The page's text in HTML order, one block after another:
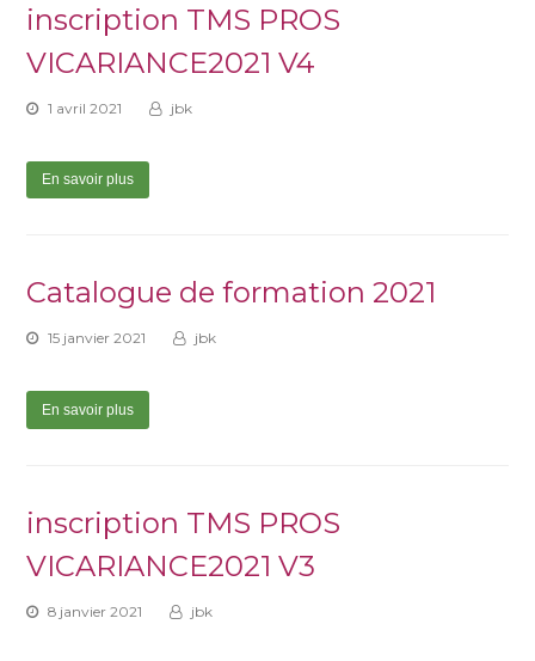
inscription TMS PROS
VICARIANCE2021 V4
1 avril 2021 jbk
En savoir plus
Catalogue de formation 2021
15 janvier 2021 jbk
En savoir plus
inscription TMS PROS
VICARIANCE2021 V3
8 janvier 2021 jbk